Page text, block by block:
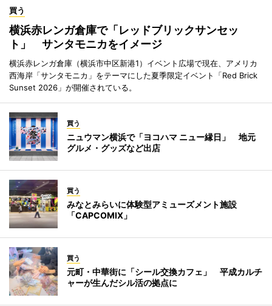
買う
横浜赤レンガ倉庫で「レッドブリックサンセッ
ト」 サンタモニカをイメージ
横浜赤レンガ倉庫（横浜市中区新港1）イベント広場で現在、アメリカ
西海岸「サンタモニカ」をテーマにした夏季限定イベント「Red Brick
Sunset 2026」が開催されている。
買う
ニュウマン横浜で「ヨコハマ ニュー縁日」 地元
グルメ・グッズなど出店
買う
みなとみらいに体験型アミューズメント施設
「CAPCOMIX」
買う
元町・中華街に「シール交換カフェ」 平成カルチ
ャーが生んだシル活の拠点に